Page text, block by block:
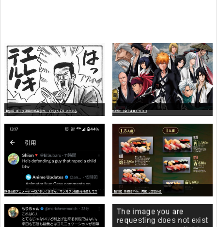
【朗報】ギャグ漫画の最高傑作、「パタリロ」に決まる BLEACH（全７４巻）?!!!!!
【朗報】美樹さやか、愛国に目覚める